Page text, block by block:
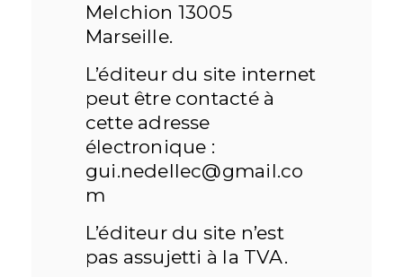
Melchion 13005
Marseille.
L’éditeur du site internet
peut être contacté à
cette adresse
électronique :
gui.nedellec@gmail.co
m
L’éditeur du site n’est
pas assujetti à la TVA.